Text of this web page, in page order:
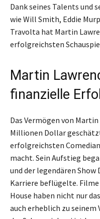
Dank seines Talents und
wie Will Smith, Eddie
Travolta hat Martin
erfolgreichsten
Martin
finanzielle
Das Vermögen von
Millionen Dollar
erfolgreichsten
macht. Sein Aufstieg
und der legendären Show
Karriere beflügelte. Filme
House haben nicht nur
auch erheblich zu